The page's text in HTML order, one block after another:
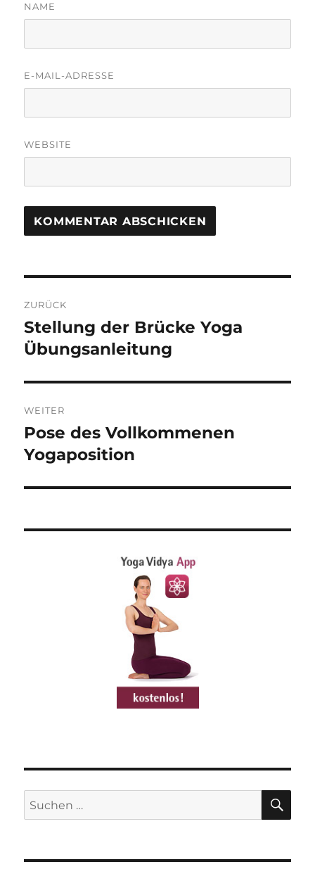
NAME
E-MAIL-ADRESSE
WEBSITE
R
A
T
:
ZURÜCK
Vorheriger
Beitrag:
Stellung der Brücke Yoga
Übungsanleitung
WEITER
Nächster
Beitrag:
Pose des Vollkommenen
Yogaposition
Suchen
nach: